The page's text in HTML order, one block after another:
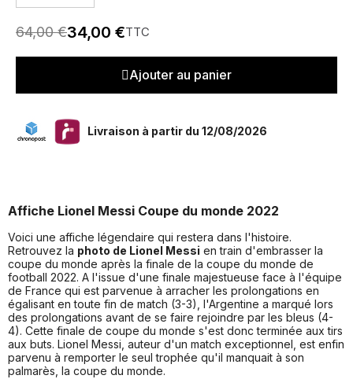
64,00 €34,00 €TTC
Ajouter au panier
Livraison à partir du 12/08/2026
Affiche Lionel Messi Coupe du monde 2022
Voici une affiche légendaire qui restera dans l'histoire.
Retrouvez la photo de Lionel Messi en train d'embrasser la
coupe du monde après la finale de la coupe du monde de
football 2022. A l'issue d'une finale majestueuse face à l'équipe
de France qui est parvenue à arracher les prolongations en
égalisant en toute fin de match (3-3), l'Argentine a marqué lors
des prolongations avant de se faire rejoindre par les bleus (4-
4). Cette finale de coupe du monde s'est donc terminée aux tirs
aux buts. Lionel Messi, auteur d'un match exceptionnel, est enfin
parvenu à remporter le seul trophée qu'il manquait à son
palmarès, la coupe du monde.